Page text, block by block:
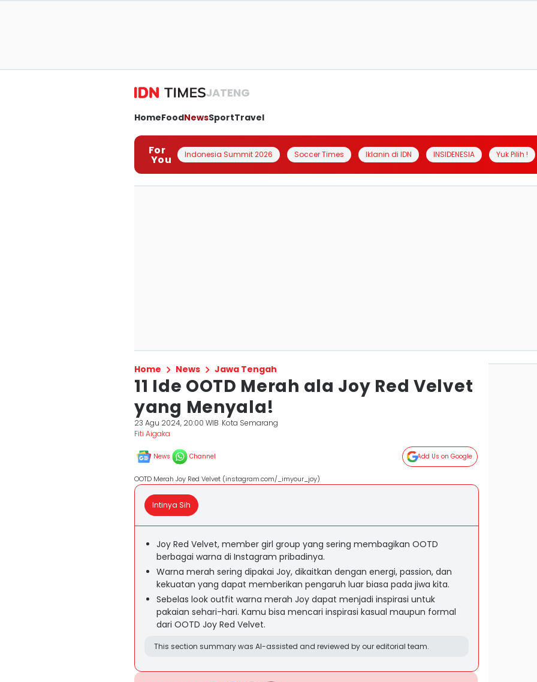
JATENG
HomeFoodNewsSportTravel
For
You Indonesia Summit 2026 Soccer Times Iklanin di IDN INSIDENESIA Yuk Pilih !
Home News Jawa Tengah
11 Ide OOTD Merah ala Joy Red Velvet
yang Menyala!
23 Agu 2024, 20:00 WIB Kota Semarang
Fiti Aigaka
News Channel Add Us on Google
OOTD Merah Joy Red Velvet (instagram.com/_imyour_joy)
Intinya Sih
Joy Red Velvet, member girl group yang sering membagikan OOTD
berbagai warna di Instagram pribadinya.
Warna merah sering dipakai Joy, dikaitkan dengan energi, passion, dan
kekuatan yang dapat memberikan pengaruh luar biasa pada jiwa kita.
Sebelas look outfit warna merah Joy dapat menjadi inspirasi untuk
pakaian sehari-hari. Kamu bisa mencari inspirasi kasual maupun formal
dari OOTD Joy Red Velvet.
This section summary was AI-assisted and reviewed by our editorial team.